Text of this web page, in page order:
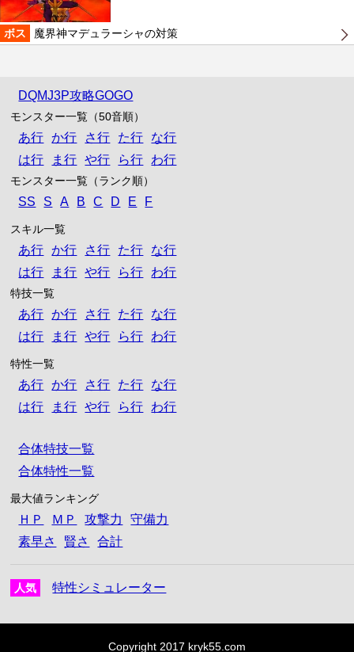
ボス 魔界神マデュラーシャの対策
DQMJ3P攻略GOGO
モンスター一覧（50音順）
あ行 か行 さ行 た行
な行
は行
ま行 や行 ら行 わ行
モンスター一覧（ランク順）
SS S A B C D E F
スキル一覧
あ行 か行 さ行 た行
な行
は行
ま行 や行 ら行 わ行
特技一覧
あ行 か行 さ行 た行
な行
は行
ま行 や行 ら行 わ行
特性一覧
あ行 か行 さ行 た行
な行
は行
ま行 や行 ら行 わ行
合体特技一覧
合体特性一覧
最大値ランキング
ＨＰ ＭＰ 攻撃力
守備力
素早さ
賢さ 合計
人気 特性シミュレーター
Copyright 2017 kryk55.com